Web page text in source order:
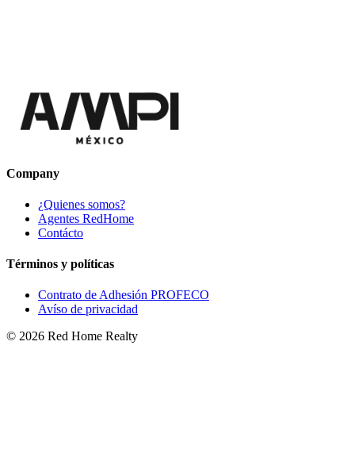
Company
¿Quienes somos?
Agentes RedHome
Contácto
Términos y políticas
Contrato de Adhesión PROFECO
Avíso de privacidad
© 2026 Red Home Realty